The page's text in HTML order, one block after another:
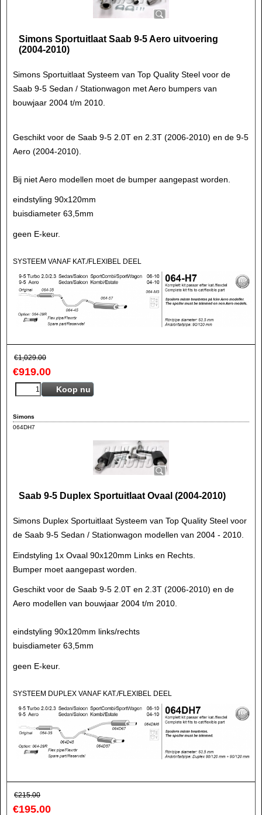
Simons Sportuitlaat Saab 9-5 Aero uitvoering
(2004-2010)
Simons Sportuitlaat Systeem van Top Quality Steel voor de
Saab 9-5 Sedan / Stationwagon met Aero bumpers van
bouwjaar 2004 t/m 2010.
Geschikt voor de Saab 9-5 2.0T en 2.3T (2006-2010) en de 9-5
Aero (2004-2010).
Bij niet Aero modellen moet de bumper aangepast worden.
eindstyling 90x120mm
buisdiameter 63,5mm
geen E-keur.
SYSTEEM VANAF KAT./FLEXIBEL DEEL
€1,029.00
€919.00
Koop nu
Simons
064DH7
Saab 9-5 Duplex Sportuitlaat Ovaal (2004-2010)
Simons Duplex Sportuitlaat Systeem van Top Quality Steel voor
de Saab 9-5 Sedan / Stationwagon modellen van 2004 - 2010.
Eindstyling 1x Ovaal 90x120mm Links en Rechts.
Bumper moet aangepast worden.
Geschikt voor de Saab 9-5 2.0T en 2.3T (2006-2010) en de
Aero modellen van bouwjaar 2004 t/m 2010.
eindstyling 90x120mm links/rechts
buisdiameter 63,5mm
geen E-keur.
SYSTEEM DUPLEX VANAF KAT./FLEXIBEL DEEL
€215.00
€195.00